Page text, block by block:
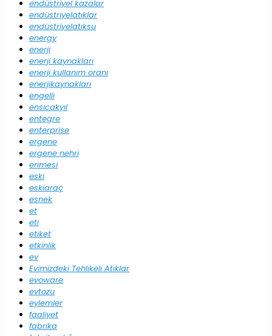
endüstriyel kazalar
endüstriyelatıklar
endüstriyelatıksu
energy
enerji
enerji kaynakları
enerji kullanım oranı
enerjikaynakları
engelli
ensıcakyıl
entegre
enterprise
ergene
ergene nehri
erimesi
eski
eskiaraç
esnek
et
eti
etiket
etkinlik
ev
Evimizdeki Tehlikeli Atıklar
evoware
evtozu
eylemler
faaliyet
fabrika